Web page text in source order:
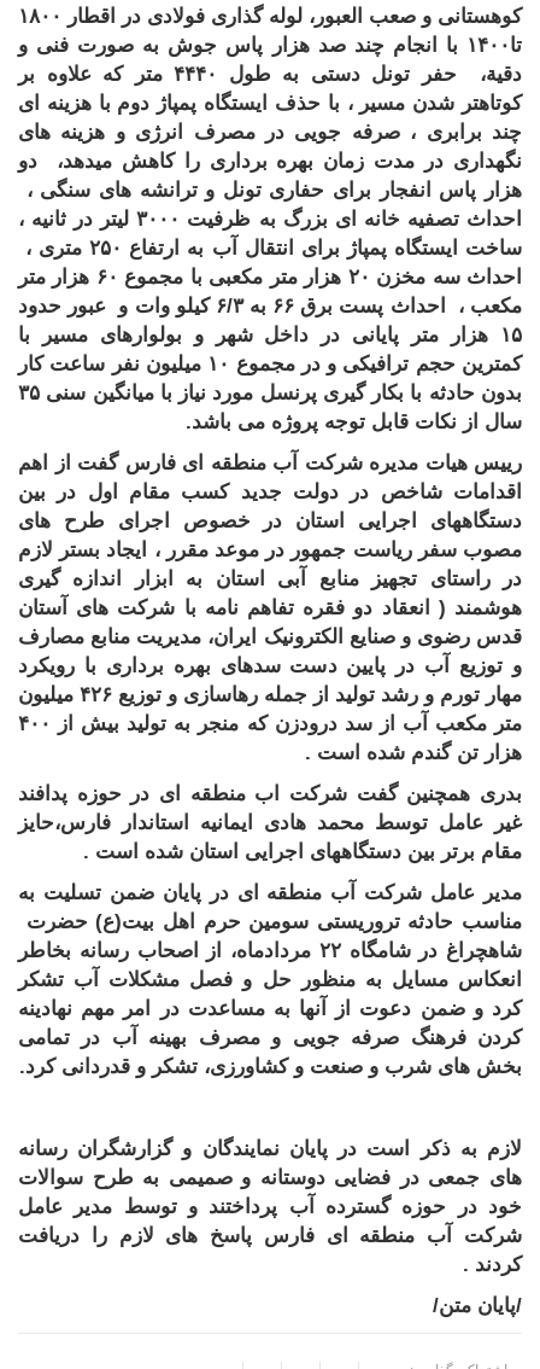
کوهستانی و صعب العبور، لوله گذاری فولادی در اقطار
۱۸۰۰
تا۱۴۰۰ با انجام چند صد هزار پاس جوش به صورت فنی و
دقیة، حفر تونل دستی به طول
۴۴۴۰ متر که علاوه بر
کوتاهتر شدن مسیر ، با حذف ایستگاه پمپاژ دوم با هزینه ای
چند برابری ، صرفه جویی در مصرف انرژی و هزینه های
نگهداری در مدت زمان بهره برداری را کاهش میدهد، دو
هزار پاس انفجار برای حفاری تونل و ترانشه های سنگی ،
احداث تصفیه خانه ای بزرگ به ظرفیت ۳۰۰۰ لیتر در ثانیه ،
ساخت ایستگاه پمپاژ برای انتقال آب به ارتفاع ۲۵۰ متری ،
احداث سه مخزن ۲۰ هزار متر مکعبی با مجموع ۶۰ هزار متر
مکعب ، احداث پست برق ۶۶ به۶/۳ کیلو وات و عبور حدود
۱۵
هزار متر پایانی در داخل شهر و بولوارهای مسیر با
کمترین حجم ترافیکی و در مجموع ۱۰ میلیون نفر ساعت کار
بدون حادثه با بکار گیری پرنسل مورد نیاز با میانگین سنی ۳۵
سال از نکات قابل توجه پروژه می باشد.
رییس هیات مدیره شرکت آب منطقه ای فارس گفت از اهم
اقدامات شاخص در دولت جدید کسب مقام اول در بین
دستگاههای اجرایی استان در خصوص اجرای طرح های
مصوب سفر ریاست جمهور در موعد مقرر ، ایجاد بستر لازم
در راستای تجهیز منابع آبی استان به ابزار اندازه گیری
هوشمند ( انعقاد دو فقره تفاهم نامه با شرکت های آستان
قدس رضوی و صنایع الکترونیک ایران، مدیریت منابع مصارف
و توزیع آب در پایین دست سدهای بهره برداری با رویکرد
مهار تورم و رشد تولید از جمله رهاسازی و توزیع ۴۲۶ میلیون
متر مکعب آب از سد درودزن که منجر به تولید بیش از ۴۰۰
هزار تن گندم شده است .
بدری همچنین گفت شرکت اب منطقه ای در حوزه پدافند
غیر عامل توسط محمد هادی ایمانیه استاندار فارس،حایز
مقام برتر بین دستگاههای اجرایی استان شده است .
مدیر عامل شرکت آب منطقه ای در پایان ضمن تسلیت به
مناسب حادثه تروریستی سومین حرم اهل بیت(ع) حضرت
شاهچراغ در شامگاه ۲۲ مردادماه، از اصحاب رسانه بخاطر
انعکاس مسایل به منظور حل و فصل مشکلات آب تشکر
کرد و ضمن دعوت از آنها به مساعدت در امر مهم نهادینه
کردن فرهنگ صرفه جویی و مصرف بهینه آب در تمامی
بخش های شرب و صنعت و کشاورزی، تشکر و قدردانی کرد.
لازم به ذکر است در پایان نمایندگان و گزارشگران رسانه
های جمعی در فضایی دوستانه و صمیمی به طرح سوالات
خود در حوزه گسترده آب پرداختند و توسط مدیر عامل
شرکت آب منطقه ای فارس پاسخ های لازم را دریافت
کردند .
/پایان متن/